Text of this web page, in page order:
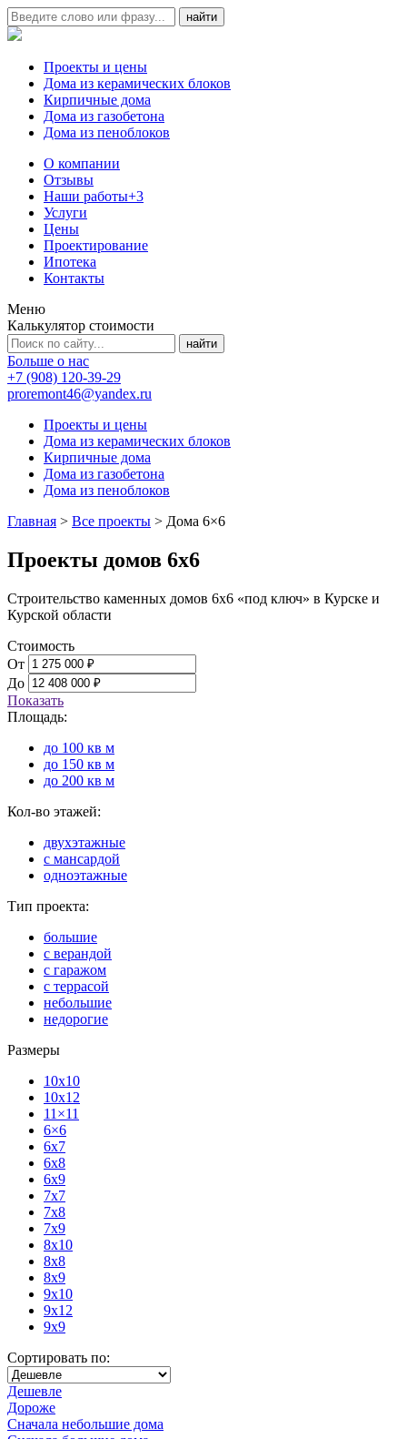
Проекты и цены
Дома из керамических блоков
Кирпичные дома
Дома из газобетона
Дома из пеноблоков
О компании
Отзывы
Наши работы+3
Услуги
Цены
Проектирование
Ипотека
Контакты
Меню
Калькулятор стоимости
Больше о нас
+7 (908) 120-39-29
proremont46@yandex.ru
Проекты и цены
Дома из керамических блоков
Кирпичные дома
Дома из газобетона
Дома из пеноблоков
Главная > Все проекты > Дома 6×6
Проекты домов 6х6
Строительство каменных домов 6х6 «под ключ» в Курске и
Курской области
Стоимость
От
До
Показать
Площадь:
до 100 кв м
до 150 кв м
до 200 кв м
Кол-во этажей:
двухэтажные
с мансардой
одноэтажные
Тип проекта:
большие
с верандой
с гаражом
с террасой
небольшие
недорогие
Размеры
10x10
10x12
11×11
6×6
6x7
6x8
6x9
7x7
7x8
7x9
8x10
8x8
8x9
9x10
9x12
9x9
Сортировать по:
Дешевле
Дороже
Сначала небольшие дома